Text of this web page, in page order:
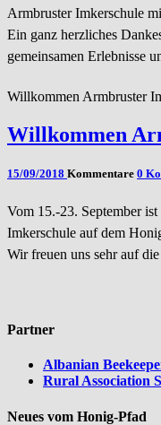
Armbruster Imkerschule
Ein ganz herzliches
gemeinsamen Erlebnisse
Willkommen Armbruster
Willkommen
15/09/2018 Kommentare 0
Vom 15.-23. September
Imkerschule auf dem
Wir freuen uns sehr auf
Partner
Albanian
Rural Association
Neues vom Honig-Pfad